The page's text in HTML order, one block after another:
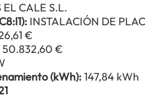
EL CALE S.L.
INSTALACIÓN DE
€
50.832,60 €
(kWh):147,84 kWh